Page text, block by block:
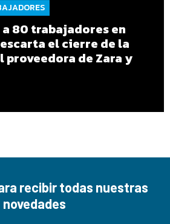
80 trabajadores en
el cierre de la
de Zara y
recibir todas nuestras
novedades